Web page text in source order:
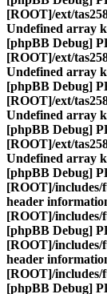
[ROOT]/ext/
Undefined array
[phpBB Debug]
[ROOT]/ext/
Undefined array
[phpBB Debug]
[ROOT]/ext/
Undefined array
[phpBB Debug]
[ROOT]/ext/
Undefined array
[phpBB Debug]
[ROOT]/includes/
header
[ROOT]/includes/
[phpBB Debug]
[ROOT]/includes/
header
[ROOT]/includes/
[phpBB Debug]